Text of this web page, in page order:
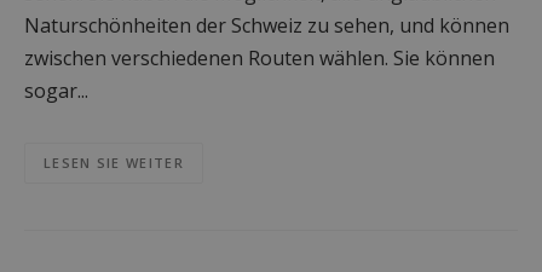
Naturschönheiten der Schweiz zu sehen, und können
zwischen verschiedenen Routen wählen. Sie können
sogar...
LESEN SIE WEITER